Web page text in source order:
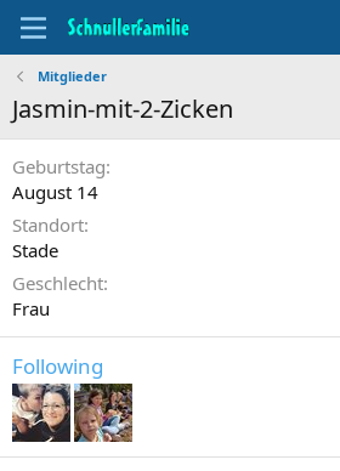
Mitglieder
Jasmin-mit-2-Zicken
Geburtstag
August 14
Standort
Stade
Geschlecht
Frau
Following